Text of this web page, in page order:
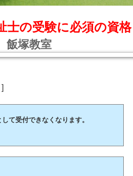
士の受験に必須の資格
塚教室
せ ]
て受付できなくなります。